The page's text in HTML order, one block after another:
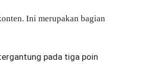
Ini merupakan bagian
pada tiga poin